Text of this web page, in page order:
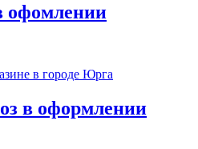
офомлении
в оформлении